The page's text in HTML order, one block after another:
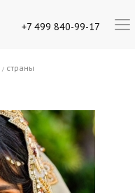
+7 499 840-99-17
/ страны